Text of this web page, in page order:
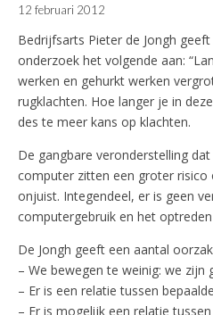
12 februari 2012
Bedrijfsarts Pieter de Jongh
onderzoek het volgende aan:
werken en gehurkt werken
rugklachten. Hoe langer je in
des te meer kans op klachten.
De gangbare veronderstelling
computer zitten een groter risico
onjuist. Integendeel, er is geen
computergebruik en het optreden
De Jongh geeft een aantal
– We bewegen te weinig: we
– Er is een relatie tussen
– Er is mogelijk een relatie